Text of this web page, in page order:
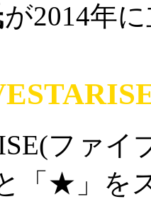
が2014年
ファ
「★」を